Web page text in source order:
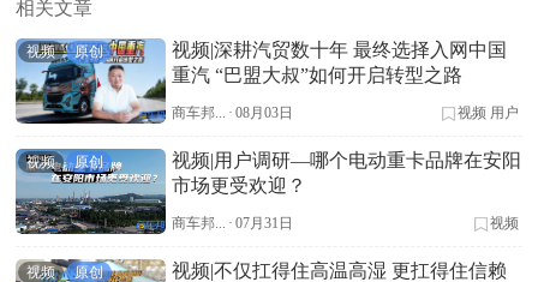
相关文章
视频 原创
视频|深耕汽贸数十年 最终选择入网中国
重汽 “巴盟大叔”如何开启转型之路
商车邦... · 08月03日 视频 用户
视频 原创
视频|用户调研—哪个电动重卡品牌在安阳
市场更受欢迎？
商车邦... · 07月31日 视频
视频 原创
视频|不仅扛得住高温高湿 更扛得住信赖